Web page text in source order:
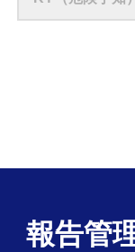
報告管